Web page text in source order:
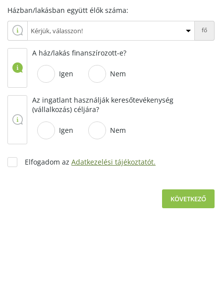
Házban/lakásban együtt élők száma:
fő
A ház/lakás finanszírozott-e?
Igen Nem
Az ingatlant használják keresőtevékenység
(vállalkozás) céljára?
Igen Nem
Elfogadom az Adatkezelési tájékoztatót.
KÖVETKEZŐ